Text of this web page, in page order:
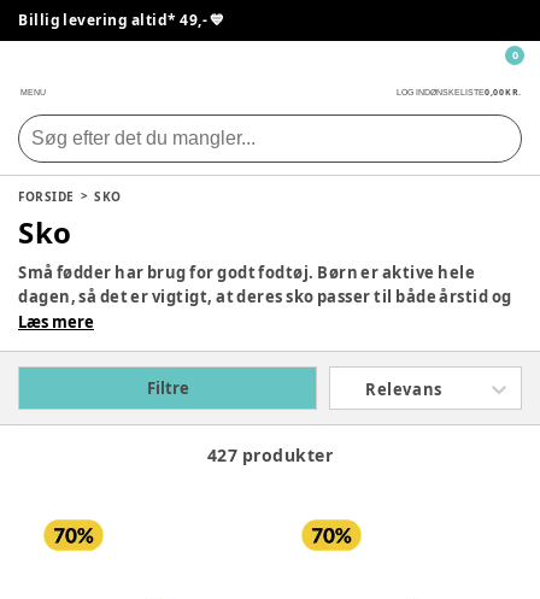
Billig levering altid* 49,- 💙
MENU LOG INDØNSKELISTE0,00 KR.
0
FORSIDE SKO
Sko
Små fødder har brug for godt fodtøj. Børn er aktive hele
dagen, så det er vigtigt, at deres sko passer til både årstid og
aktivitet. Uanset om det er til en festlig begivenhed,
alt fra vinterstøvler og gummistøvler til sandaler og
hjemmesko. Med mærker som Bisgaard, Bisgaard og
Skechers er I sikret høj kvalitet til de små fødder.
Læs mere
Filtre Relevans
427 produkter